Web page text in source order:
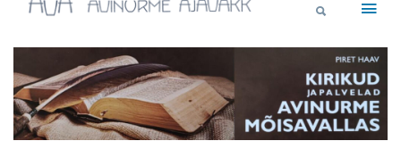
Avinurme Ajavakk